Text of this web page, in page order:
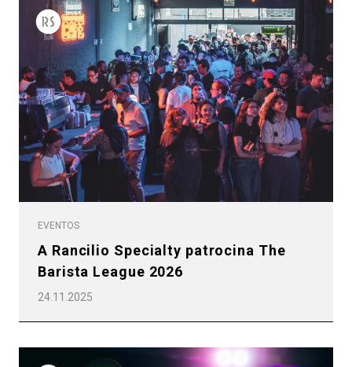
EVENTOS
A Rancilio Specialty patrocina The
Barista League 2026
24.11.2025